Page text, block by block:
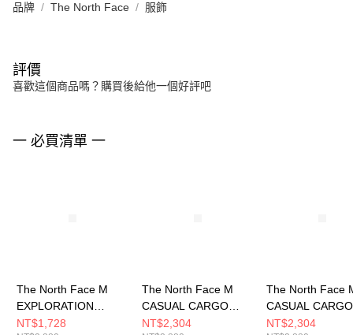
品牌 The North Face 服飾
評價
喜歡這個商品嗎？購買後給他一個好評吧
一 必買清單 一
The North Face M
EXPLORATION
CARGO SHORT - AP
NT$1,728
The North Face M
CASUAL CARGO
SHORT - AP 男 短褲
NT$2,304
The North Face
CASUAL CARGO
SHORT - AP 男
NT$2,304